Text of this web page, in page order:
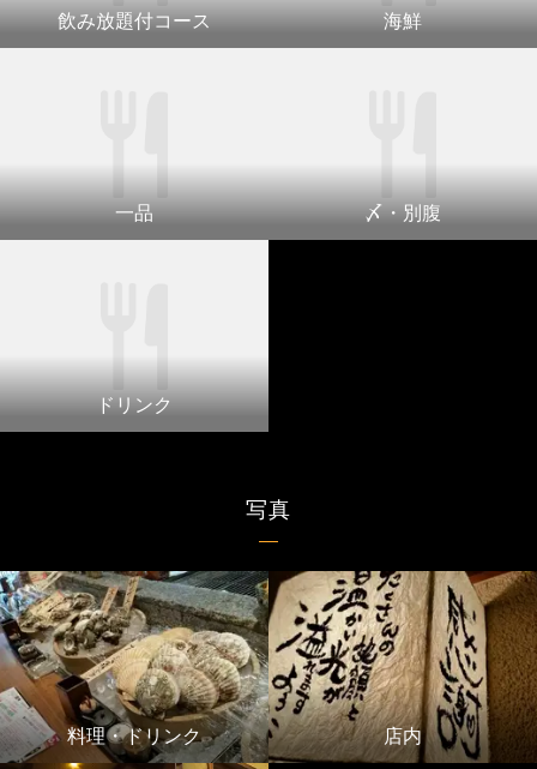
飲み放題付コース 海鮮
一品 〆・別腹
ドリンク
写真
料理・ドリンク 店内